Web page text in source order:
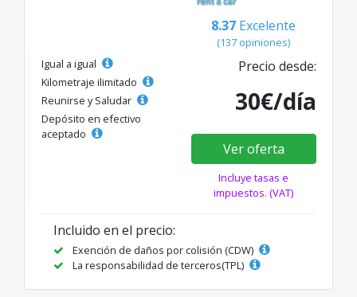
8.37 Excelente
(137 opiniones)
Igual a igual
Kilometraje ilimitado
Reunirse y Saludar
Depósito en efectivo
aceptado
Precio desde:
30€/día
Ver oferta
Incluye tasas e
impuestos. (VAT)
Incluido en el precio:
Exención de daños por colisión (CDW)
La responsabilidad de terceros(TPL)